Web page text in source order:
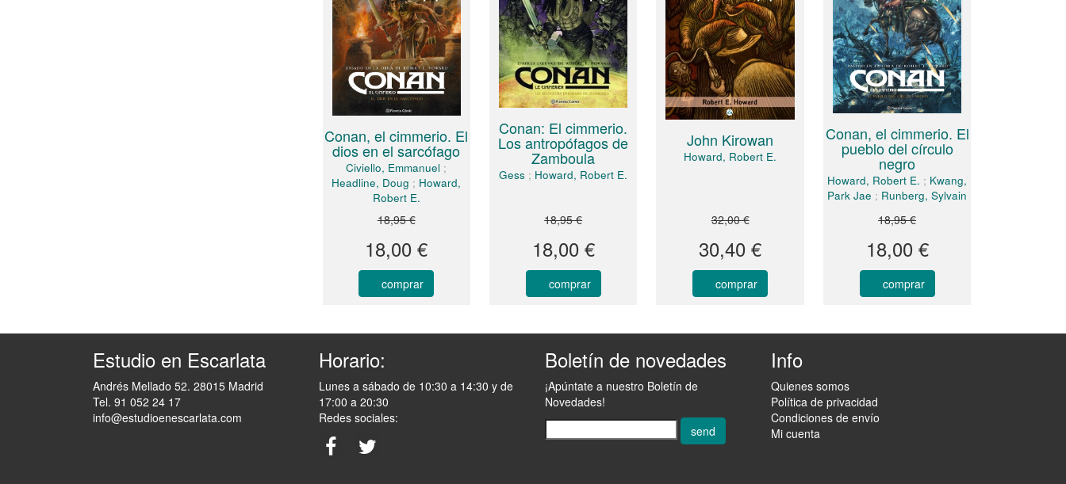
Conan, el cimmerio. El
dios en el sarcófago
Civiello, Emmanuel ;
Headline, Doug ; Howard,
Robert E.
18,95 €
18,00 €
comprar
Conan: El cimmerio.
Los antropófagos de
Zamboula
Gess ; Howard, Robert E.
18,95 €
18,00 €
comprar
John Kirowan
Howard, Robert E.
32,00 €
30,40 €
comprar
Conan, el cimmerio. El
pueblo del círculo
negro
Howard, Robert E. ; Kwang,
Park Jae ; Runberg, Sylvain
18,95 €
18,00 €
comprar
Estudio en Escarlata
Andrés Mellado 52. 28015 Madrid
Tel. 91 052 24 17
info@estudioenescarlata.com
Horario:
Lunes a sábado de 10:30 a 14:30 y de
17:00 a 20:30
Redes sociales:
Boletín de novedades
¡Apúntate a nuestro Boletín de
Novedades!
send
Info
Quienes somos
Política de privacidad
Condiciones de envío
Mi cuenta